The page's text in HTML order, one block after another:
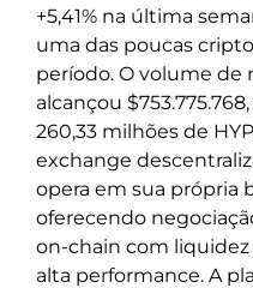
+5,41% na última
uma das poucas
período. O volume de
alcançou
260,33 milhões de
exchange
opera em sua própria
oferecendo
on-chain com
alta performance. A